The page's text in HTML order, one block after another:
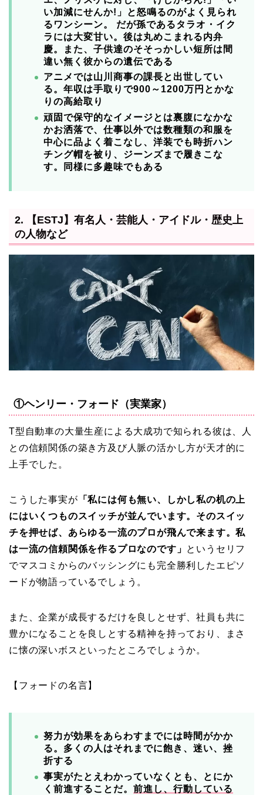
い加減にせんか!」と怒鳴るのがよく見られ
るワンシーン。 だが孫であるタラオ・イク
ラには大変甘い。後は丸めこまれる内弁
慶。
また、子供達のそそっかしい短所は間
違い無く彼からの遺伝である
アニメでは山川商事の課長と出世してい
る。 年収は手取りで900～1200万円とかな
りの高給取り
頑固で保守的なイメージとは裏腹になかな
かお洒落で、仕事以外では数種類の和服を
中心に品よく着こなし、洋装でも時折ハン
チング帽を被り、ジーンズまで履きこな
す。同様に多趣味でもある
2. 【ESTJ】有名人・芸能人・アイドル・歴史上
の人物など
①ヘンリー・フォード（実業家）
T型自動車の大量生産による大成功で知られる彼は、人
との信頼関係の築き方及び人脈の活かし方が天才的に
上手でした。
こうした事実が 「私には何も無い、しかし私の机の上
にはいくつものスイッチが並んでいます。そのスイッ
チを押せば、あらゆる一流のプロが飛んで来ます。私
は一流の信頼関係を作るプロなのです」 というセリフ
でマスコミからのバッシングにも完全勝利したエピソ
ードが物語っているでしょう。
また、企業が成長するだけを良しとせず、社員も共に
豊かになることを良しとする精神を持っており、まさ
に懐の深いボスといったところでしょうか。
【フォードの名言】
努力が効果をあらわすまでには時間がかか
る。 多くの人はそれまでに飽き、迷い、挫
折する
事実がたとえわかっていなくとも、とにか
く前進することだ。 前進し、行動している